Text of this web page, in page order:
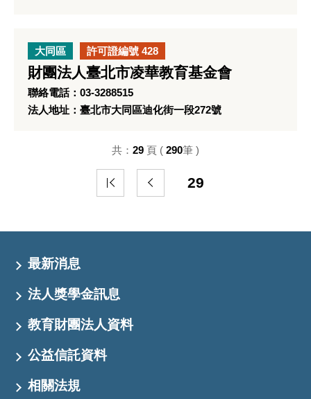
大同區 許可證編號 428
財團法人臺北市凌華教育基金會
聯絡電話：03-3288515
法人地址：臺北市大同區迪化街一段272號
29
共： 29 頁 ( 290筆 )
最新消息
法人獎學金訊息
教育財團法人資料
公益信託資料
相關法規